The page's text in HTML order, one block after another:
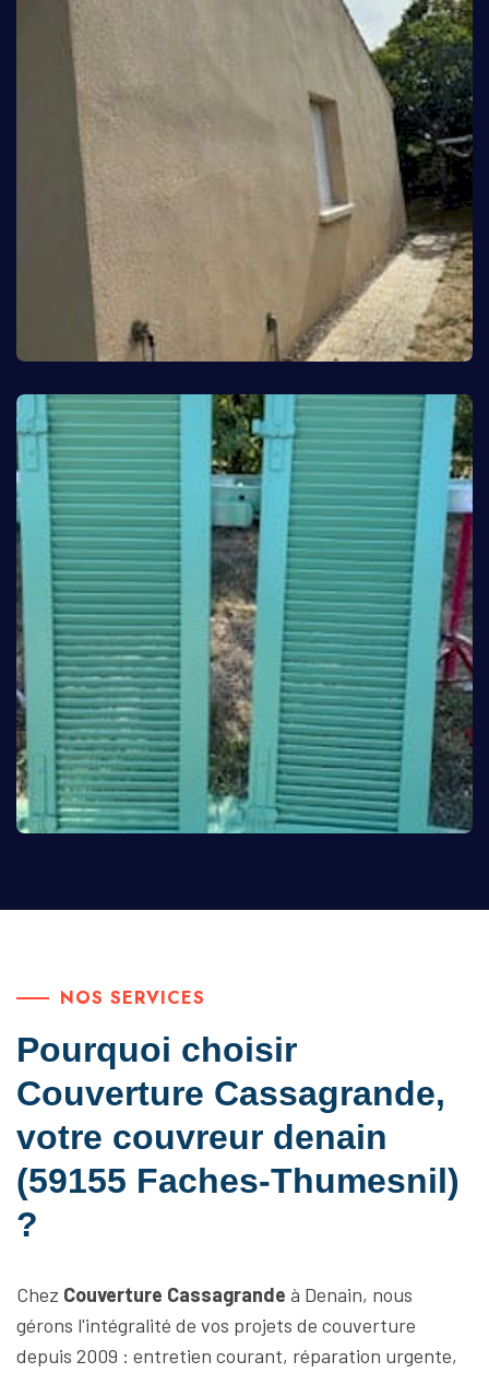
NOS SERVICES
Pourquoi choisir
Couverture Cassagrande,
votre couvreur denain
(59155 Faches-Thumesnil)
?
Chez Couverture Cassagrande à Denain, nous
gérons l'intégralité de vos projets de couverture
depuis 2009 : entretien courant, réparation urgente,